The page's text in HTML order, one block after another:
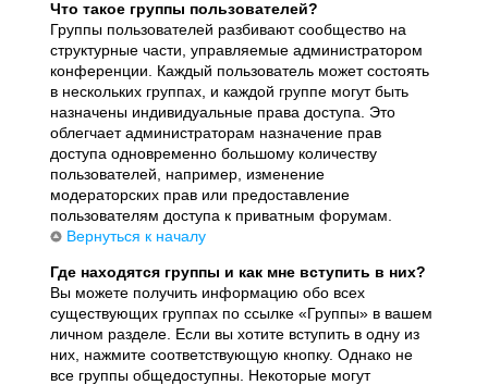
Что такое группы пользователей?
Группы пользователей разбивают сообщество на
структурные части, управляемые администратором
конференции. Каждый пользователь может состоять
в нескольких группах, и каждой группе могут быть
назначены индивидуальные права доступа. Это
облегчает администраторам назначение прав
доступа одновременно большому количеству
пользователей, например, изменение
модераторских прав или предоставление
пользователям доступа к приватным форумам.
Вернуться к началу
Где находятся группы и как мне вступить в них?
Вы можете получить информацию обо всех
существующих группах по ссылке «Группы» в вашем
личном разделе. Если вы хотите вступить в одну из
них, нажмите соответствующую кнопку. Однако не
все группы общедоступны. Некоторые могут